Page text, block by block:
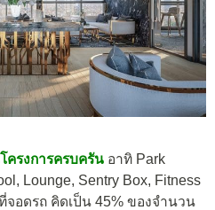
ครงการครบครัน อาทิ Park
Lounge, Sentry Box, Fitness
จอดรถ คิดเป็น 45% ของจำนวน